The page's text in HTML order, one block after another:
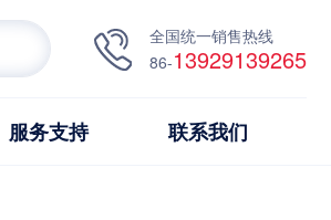
全国统一销售热线
86-13929139265
服务支持 联系我们